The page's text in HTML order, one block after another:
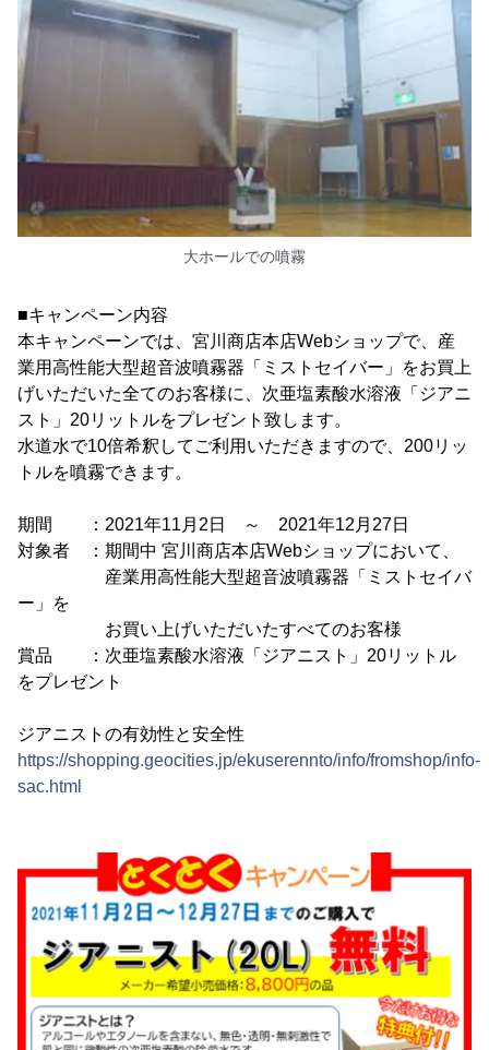
大ホールでの噴霧
■キャンペーン内容
本キャンペーンでは、宮川商店本店Webショップで、産
業用高性能大型超音波噴霧器「ミストセイバー」をお買上
げいただいた全てのお客様に、次亜塩素酸水溶液「ジアニ
スト」20リットルをプレゼント致します。
水道水で10倍希釈してご利用いただきますので、200リッ
トルを噴霧できます。
期間 ：2021年11月2日 ～ 2021年12月27日
対象者 ：期間中 宮川商店本店Webショップにおいて、
産業用高性能大型超音波噴霧器「ミストセイバ
ー」を
お買い上げいただいたすべてのお客様
賞品 ：次亜塩素酸水溶液「ジアニスト」20リットル
をプレゼント
ジアニストの有効性と安全性
https://shopping.geocities.jp/ekuserennto/info/fromshop/info-
sac.html